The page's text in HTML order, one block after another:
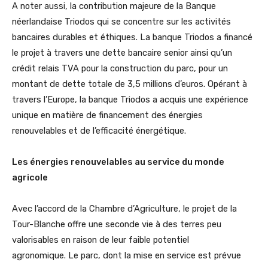
A noter aussi, la contribution majeure de la Banque
néerlandaise Triodos qui se concentre sur les activités
bancaires durables et éthiques. La banque Triodos a financé
le projet à travers une dette bancaire senior ainsi qu’un
crédit relais TVA pour la construction du parc, pour un
montant de dette totale de 3,5 millions d’euros. Opérant à
travers l’Europe, la banque Triodos a acquis une expérience
unique en matière de financement des énergies
renouvelables et de l’efficacité énergétique.
Les énergies renouvelables au service du monde
agricole
Avec l’accord de la Chambre d’Agriculture, le projet de la
Tour-Blanche offre une seconde vie à des terres peu
valorisables en raison de leur faible potentiel
agronomique. Le parc, dont la mise en service est prévue